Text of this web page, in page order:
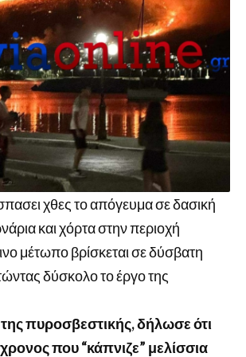
χθες το απόγευμα σε δασική
και χόρτα στην περιοχή
μέτωπο βρίσκεται σε δύσβατη
δύσκολο το έργο της
πυροσβεστικής, δήλωσε ότι
που “κάπνιζε” μελίσσια